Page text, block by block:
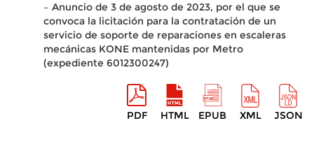
– Anuncio de 3 de agosto de 2023, por el que se
convoca la licitación para la contratación de un
servicio de soporte de reparaciones en escaleras
mecánicas KONE mantenidas por Metro
(expediente 6012300247)
PDF HTML EPUB XML JSON